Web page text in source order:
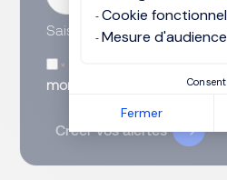
Cookie fonctionnel
Mesure
Fermer
Saisissez votre adresse
mon consentement pour le
Créer vos alertes